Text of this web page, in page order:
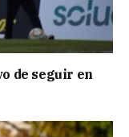
de seguir en